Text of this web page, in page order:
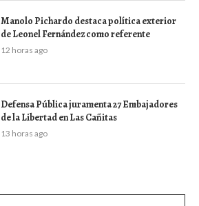
Manolo Pichardo destaca política exterior
de Leonel Fernández como referente
12 horas ago
Defensa Pública juramenta 27 Embajadores
de la Libertad en Las Cañitas
13 horas ago